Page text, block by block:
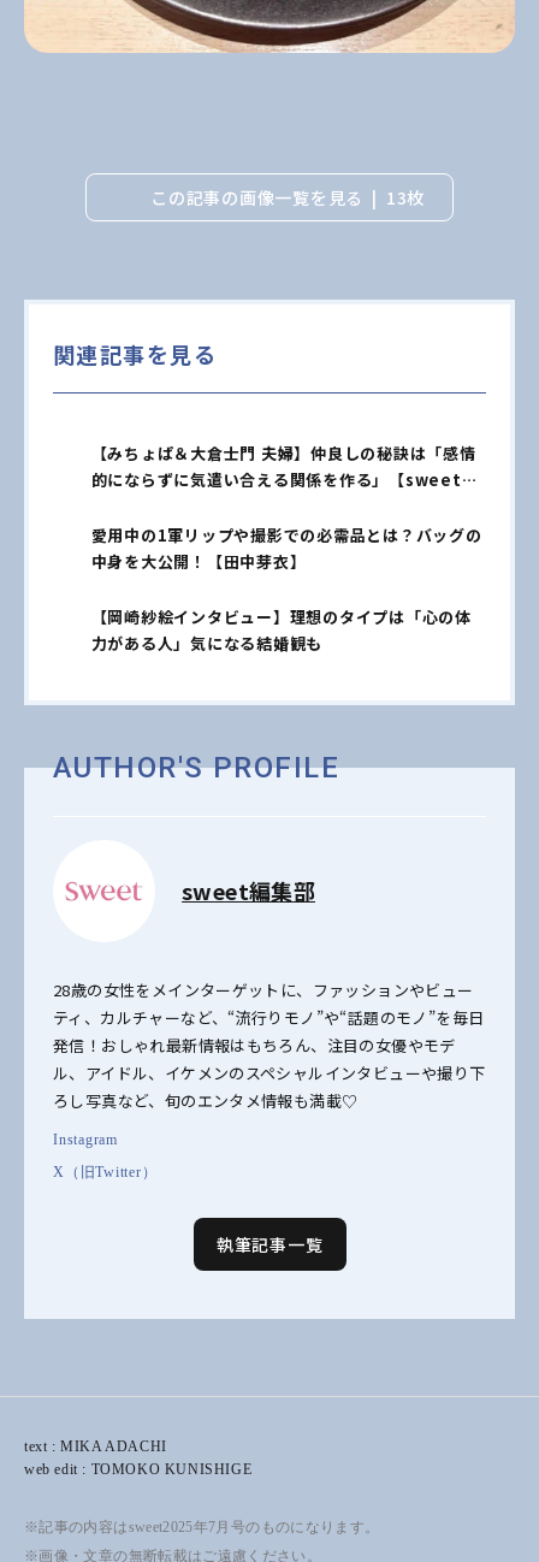
この記事の画像一覧を見る 13枚
関連記事を見る
【みちょぱ＆大倉士門 夫婦】仲良しの秘訣は「感情
的にならずに気遣い合える関係を作る」【sweet独
愛用中の1軍リップや撮影での必需品とは？バッグの
中身を大公開！【田中芽衣】
【岡崎紗絵インタビュー】理想のタイプは「心の体
力がある人」気になる結婚観も
AUTHOR'S PROFILE
sweet編集部
28歳の女性をメインターゲットに、ファッションやビュー
ティ、カルチャーなど、“流行りモノ”や“話題のモノ”を毎日
発信！おしゃれ最新情報はもちろん、注目の女優やモデ
ル、アイドル、イケメンのスペシャルインタビューや撮り下
ろし写真など、旬のエンタメ情報も満載♡
Instagram
X（旧Twitter）
執筆記事一覧
text : MIKA ADACHI
web edit : TOMOKO KUNISHIGE
※記事の内容はsweet2025年7月号のものになります。
※画像・文章の無断転載はご遠慮ください。